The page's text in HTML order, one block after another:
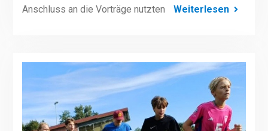
Anschluss an die Vorträge nutzten
Weiterlesen